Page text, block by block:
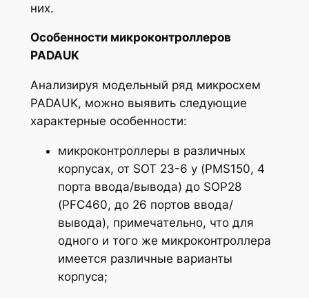
них.
Особенности микроконтроллеров
PADAUK
Анализируя модельный ряд микросхем
PADAUK, можно выявить следующие
характерные особенности:
микроконтроллеры в различных
корпусах, от SOT 23-6 у (PMS150, 4
порта ввода/вывода) до SOP28
(PFC460, до 26 портов ввода/
вывода), примечательно, что для
одного и того же микроконтроллера
имеется различные варианты
корпуса;